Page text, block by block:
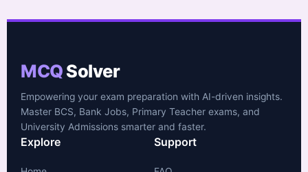
MCQSolver
Empowering your exam preparation with AI-driven insights.
Master BCS, Bank Jobs, Primary Teacher exams, and
University Admissions smarter and faster.
Explore Support